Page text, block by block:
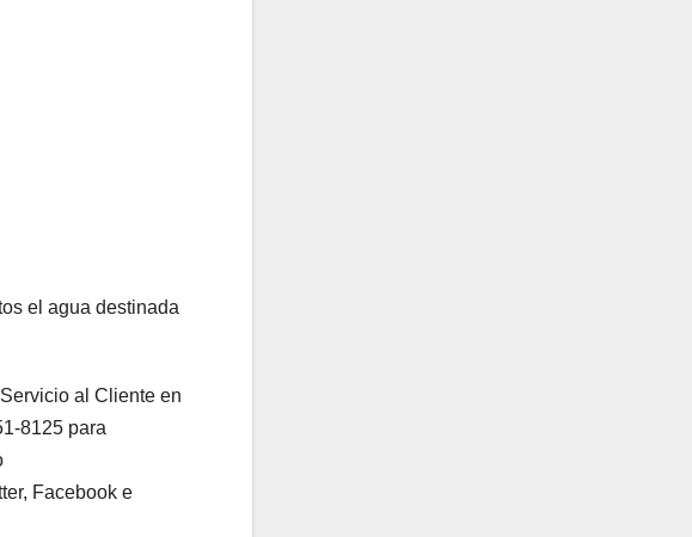
el agua destinada
al Cliente en
8125 para
Facebook e